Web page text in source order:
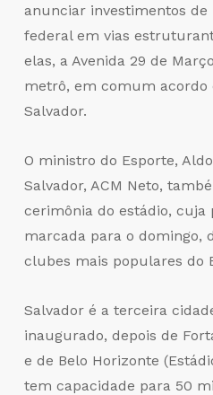
anunciar investimentos de
federal em vias
elas, a Avenida 29 de
metrô, em comum
Salvador.
O ministro do Esporte,
Salvador, ACM Neto,
cerimônia do estádio,
marcada para o domingo,
clubes mais populares do
Salvador é a terceira
inaugurado, depois de
e de Belo Horizonte
tem capacidade para 50